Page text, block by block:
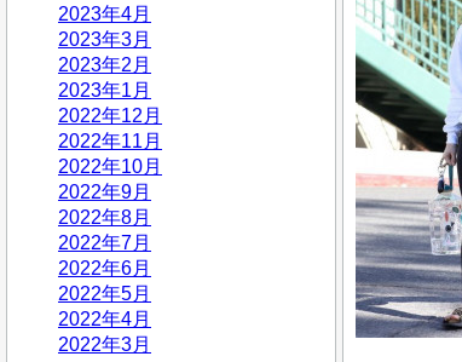
2023年4月
2023年3月
2023年2月
2023年1月
2022年12月
2022年11月
2022年10月
2022年9月
2022年8月
2022年7月
2022年6月
2022年5月
2022年4月
2022年3月